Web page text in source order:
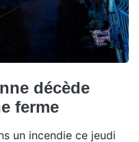
décède
ferme
un incendie ce jeudi